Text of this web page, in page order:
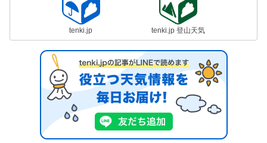
tenki.jp tenki.jp 登山天気